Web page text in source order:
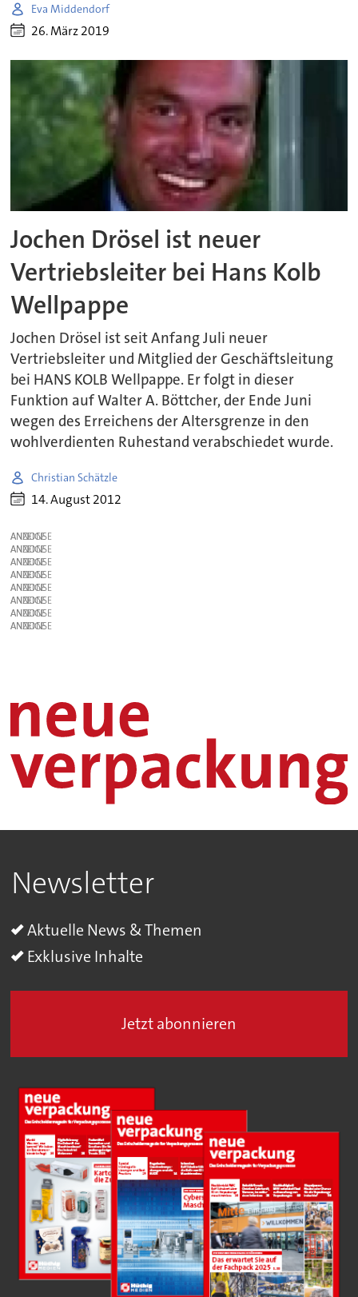
Eva Middendorf
26. März 2019
Jochen Drösel ist neuer
Vertriebsleiter bei Hans Kolb
Wellpappe
Jochen Drösel ist seit Anfang Juli neuer
Vertriebsleiter und Mitglied der Geschäftsleitung
bei HANS KOLB Wellpappe. Er folgt in dieser
Funktion auf Walter A. Böttcher, der Ende Juni
wegen des Erreichens der Altersgrenze in den
wohlverdienten Ruhestand verabschiedet wurde.
Christian Schätzle
14. August 2012
ANZEIGE
ANZEIGE
ANZEIGE
ANZEIGE
ANZEIGE
ANZEIGE
ANZEIGE
ANZEIGE
Newsletter
Aktuelle News & Themen
Exklusive Inhalte
Jetzt abonnieren